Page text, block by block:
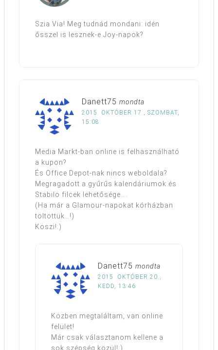
Szia Via! Meg tudnád mondani: idén
ősszel is lesznek-e Joy-napok?
Danett75 mondta
2015. OKTÓBER 17., SZOMBAT,
15:08
Media Markt-ban online is felhasználható
a kupon?
És Office Depot-nak nincs weboldala?
Megragadott a gyűrűs kalendáriumok és
Stabilo filcek lehetősége….
(Ha már a Glamour-napokat kórházban
töltöttük…!)
Köszi!:)
Danett75 mondta
2015. OKTÓBER 20.,
KEDD, 13:46
Közben megtaláltam, van online
felület!
Már csak választanom kellene a
sok szépség közül!:)